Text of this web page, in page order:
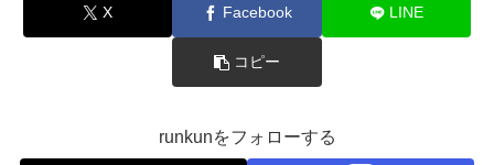
X Facebook LINE
コピー
runkunをフォローする